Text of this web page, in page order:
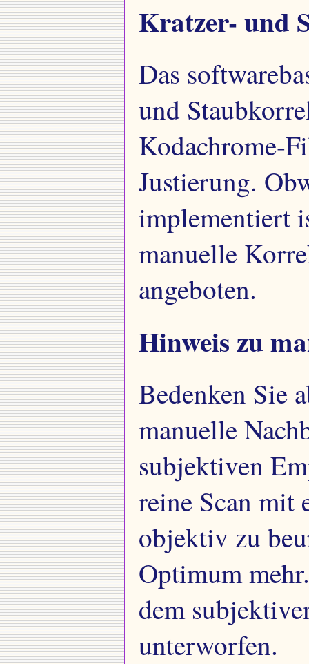
Kratzer- und
Das
und
Kodachrome-
Justierung.
implementiert
manuelle
angeboten.
Hinweis zu
Bedenken Sie
manuelle
subjektiven
reine Scan mit
objektiv zu
Optimum
dem
unterworfen.